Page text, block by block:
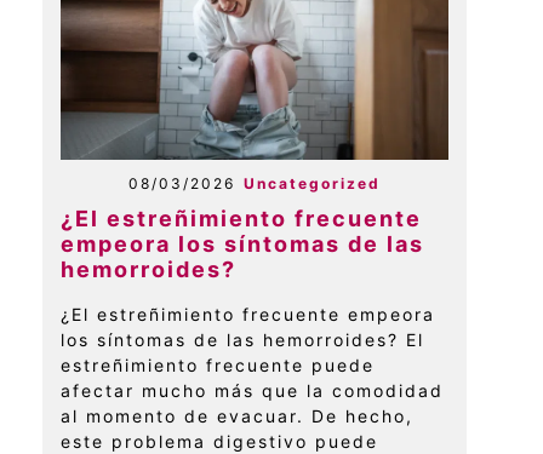
08/03/2026 Uncategorized
¿El estreñimiento frecuente
empeora los síntomas de las
hemorroides?
¿El estreñimiento frecuente empeora
los síntomas de las hemorroides? El
estreñimiento frecuente puede
afectar mucho más que la comodidad
al momento de evacuar. De hecho,
este problema digestivo puede